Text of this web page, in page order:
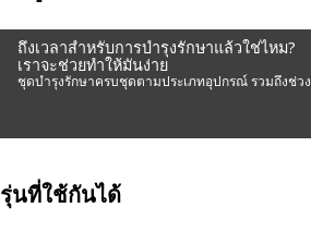
ถึงเวลาสำหรับการบำรุงรักษาแล้วใช่ไหม?
เราจะช่วยทำให้มันง่าย
ชุดบำรุงรักษาครบชุดตามประเภทอุปกรณ์ รวมถึงช่ว
รุ่นที่ใช้กันได้